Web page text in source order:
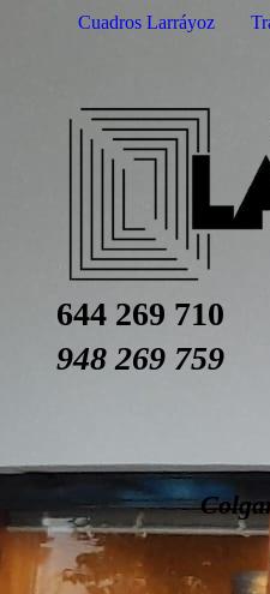
Cuadros Larráyoz
644 269 710
948 269 759